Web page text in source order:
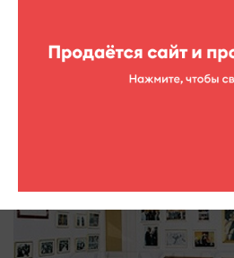
Мстислава Ростроповичей
Дом-музей